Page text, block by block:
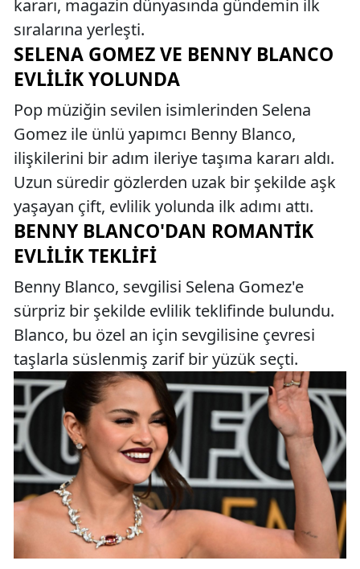
kararı, magazin dünyasında gündemin ilk
sıralarına yerleşti.
SELENA GOMEZ VE BENNY BLANCO
EVLILIK YOLUNDA
Pop müziğin sevilen isimlerinden Selena
Gomez ile ünlü yapımcı Benny Blanco,
ilişkilerini bir adım ileriye taşıma kararı aldı.
Uzun süredir gözlerden uzak bir şekilde aşk
yaşayan çift, evlilik yolunda ilk adımı attı.
BENNY BLANCO'DAN ROMANTIK
EVLILIK TEKLIFI
Benny Blanco, sevgilisi Selena Gomez'e
sürpriz bir şekilde evlilik teklifinde bulundu.
Blanco, bu özel an için sevgilisine çevresi
taşlarla süslenmiş zarif bir yüzük seçti.